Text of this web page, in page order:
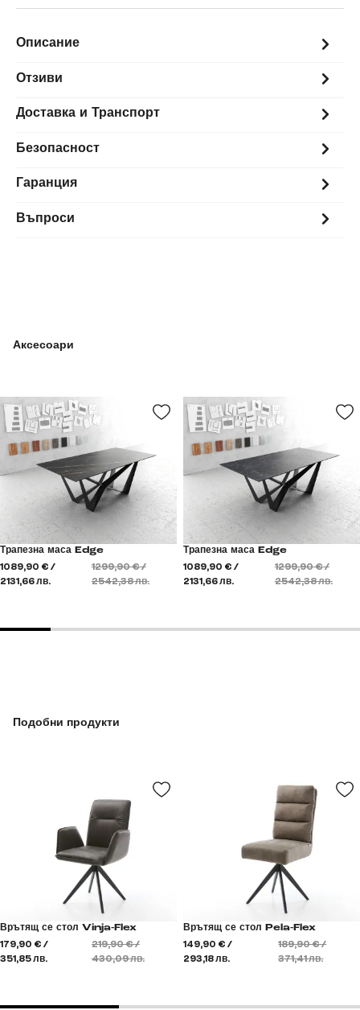
Описание
Отзиви
Доставка и Транспорт
Безопасност
Гаранция
Въпроси
Подобни продукти
Врътящ се стол Vinja-Flex
179,90 € /
351,85 лв.
219,90 € /
430,09 лв.
Врътящ се стол Pela-Flex
149,90 € /
293,18 лв.
189,90 € /
371,41 лв.
Аксесоари
Трапезна маса Edge
1089,90 € /
2131,66 лв.
1299,90 € /
2542,38 лв.
Трапезна маса Edge
1089,90 € /
2131,66 лв.
1299,90 € /
2542,38 лв.